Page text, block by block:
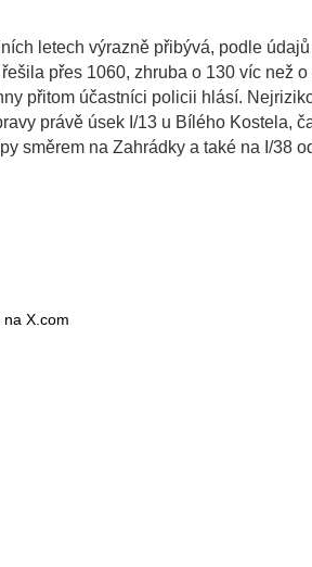
letech výrazně přibývá, podle
přes 1060, zhruba o 130 víc než o
přitom účastníci policii hlásí.
právě úsek I/13 u Bílého Kostela,
směrem na Zahrádky a také na I/38
X.com